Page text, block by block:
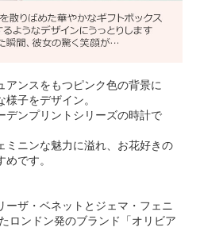
アンスをもつピンク色の背景に
子をデザイン。
デンプリントシリーズの時計で
ミニンな魅力に溢れ、お花好きの
です。
ーザ・ベネットとジェマ・フェニ
ロンドン発のブランド「オリビア